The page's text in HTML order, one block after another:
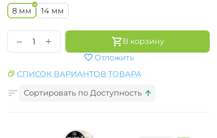
8 мм
14 мм
+
−
В корзину
Отложить
СПИСОК ВАРИАНТОВ ТОВАРА
Сортировать по Доступность